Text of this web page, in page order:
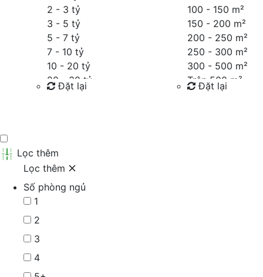
2 - 3 tỷ
3 - 5 tỷ
5 - 7 tỷ
7 - 10 tỷ
10 - 20 tỷ
20 - 30 tỷ
30 - 40 tỷ
Đặt lại
100 - 150 m²
150 - 200 m²
200 - 250 m²
250 - 300 m²
300 - 500 m²
Trên 500 m²
Đặt lại
Lọc thêm
Lọc thêm
Số phòng ngủ
1
2
3
4